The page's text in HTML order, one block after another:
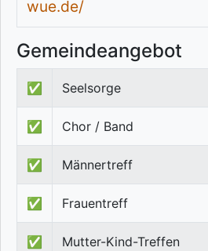
wue.de/
Gemeindeangebot
✅ Seelsorge
✅ Chor / Band
✅ Männertreff
✅ Frauentreff
✅ Mutter-Kind-Treffen